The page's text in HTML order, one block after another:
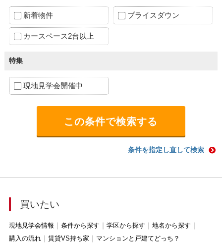
新着物件 プライスダウン
カースペース2台以上
特集
現地見学会開催中
条件を指定し直して検索
買いたい
現地見学会情報 条件から探す 学区から探す
地名から探す
購入の流れ
賃貸VS持ち家 マンションと戸建てどっち？